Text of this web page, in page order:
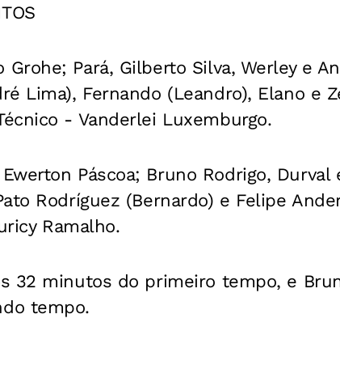
Grohe; Pará, Gilberto Silva, Werley e
Lima), Fernando (Leandro), Elano e
- Vanderlei Luxemburgo.
Páscoa; Bruno Rodrigo, Durval
Rodríguez (Bernardo) e Felipe
Ramalho.
32 minutos do primeiro tempo, e
tempo.